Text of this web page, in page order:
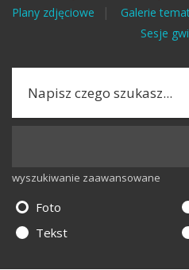
Plany zdjęciowe
Galerie
Sesje
wyszukiwanie zaawansowane
Foto
Tekst